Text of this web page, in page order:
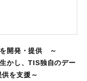
開発・提供 ～
かし、TIS独自のデー
を支援～